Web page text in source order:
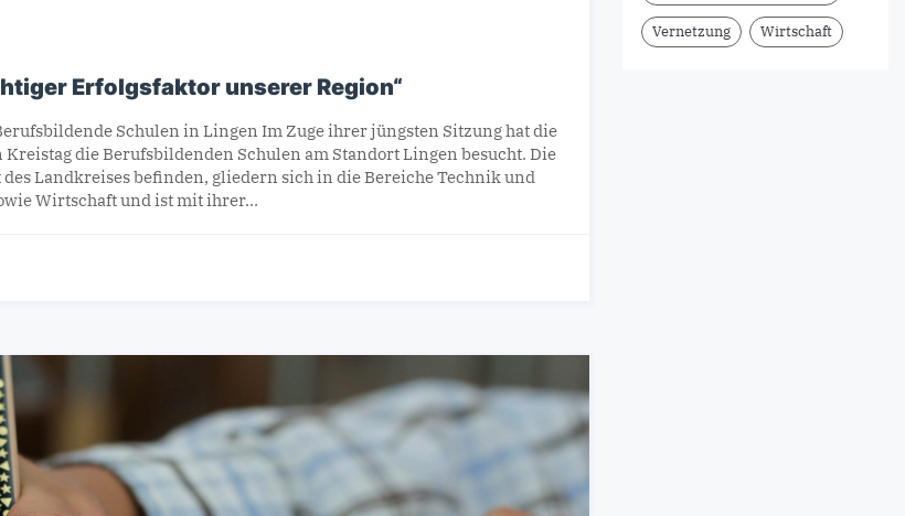
Erfolgsfaktor unserer Region“
Schulen in Lingen Im Zuge ihrer jüngsten Sitzung hat die
die Berufsbildenden Schulen am Standort Lingen besucht. Die
Landkreises befinden, gliedern sich in die Bereiche Technik und
Wirtschaft und ist mit ihrer…
Vernetzung Wirtschaft